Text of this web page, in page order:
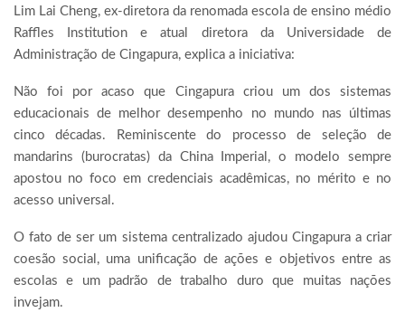
Lim Lai Cheng, ex-diretora da renomada escola de ensino médio
Raffles Institution e atual diretora da Universidade de
Administração de Cingapura, explica a iniciativa:
Não foi por acaso que Cingapura criou um dos sistemas
educacionais de melhor desempenho no mundo nas últimas
cinco décadas. Reminiscente do processo de seleção de
mandarins (burocratas) da China Imperial, o modelo sempre
apostou no foco em credenciais acadêmicas, no mérito e no
acesso universal.
O fato de ser um sistema centralizado ajudou Cingapura a criar
coesão social, uma unificação de ações e objetivos entre as
escolas e um padrão de trabalho duro que muitas nações
invejam.